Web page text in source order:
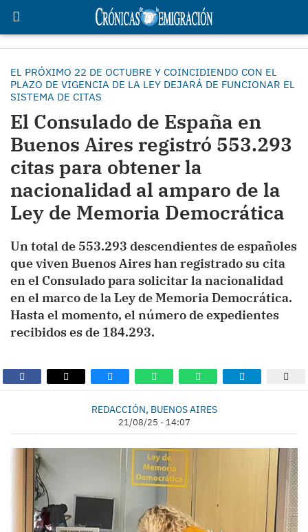
EL PRÓXIMO 22 DE OCTUBRE Y COINCIDIENDO CON EL
PLAZO DE VIGENCIA DE LA LEY DEJARÁ DE FUNCIONAR EL
SISTEMA DE CITAS
El Consulado de España en
Buenos Aires registró 553.293
citas para obtener la
nacionalidad al amparo de la
Ley de Memoria Democrática
Un total de 553.293 descendientes de españoles
que viven Buenos Aires han registrado su cita
en el Consulado para solicitar la nacionalidad
en el marco de la Ley de Memoria Democrática.
Hasta el momento, el número de expedientes
recibidos es de 184.293.
REDACCIÓN, BUENOS AIRES
21/08/25 - 14:07